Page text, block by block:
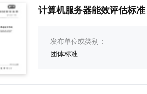
计算机服务器能效评估标准
发布单位或类别：
团体标准